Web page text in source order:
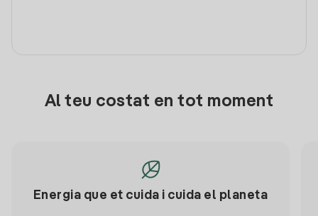
Al teu costat en tot moment
Energia que et cuida i cuida el planeta